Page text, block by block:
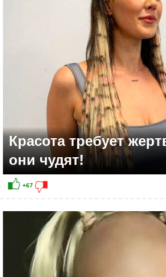
Красота требует
они чудят!